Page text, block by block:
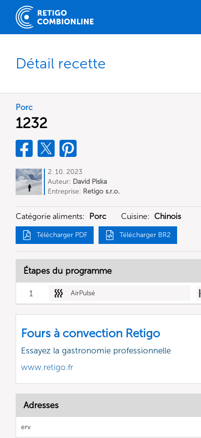
Détail recette
Porc
1232
2. 10. 2023
Auteur: David Piska
Entreprise: Retigo s.r.o.
Catégorie aliments: Porc Cuisine: Chinois
Télécharger PDF Télécharger BR2
Étapes du programme
1 AirPulsé
Fours à convection Retigo
Essayez la gastronomie professionnelle
www.retigo.fr
Adresses
erv